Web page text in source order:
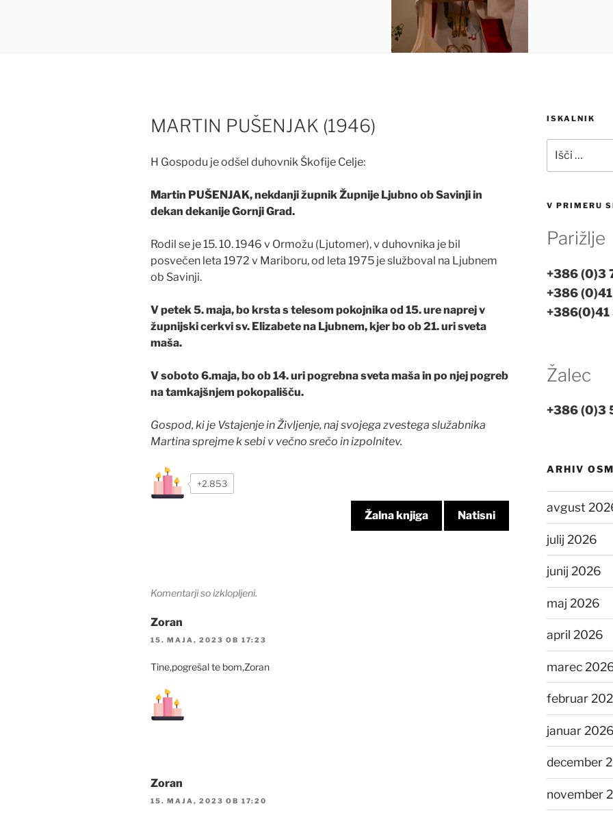
MARTIN PUŠENJAK (1946)
H Gospodu je odšel duhovnik Škofije Celje:
Martin PUŠENJAK, nekdanji župnik Župnije Ljubno ob Savinji in
dekan dekanije Gornji Grad.
Rodil se je 15. 10. 1946 v Ormožu (Ljutomer), v duhovnika je bil
posvečen leta 1972 v Mariboru, od leta 1975 je služboval na Ljubnem
ob Savinji.
V petek 5. maja, bo krsta s telesom pokojnika od 15. ure naprej v
župnijski cerkvi sv. Elizabete na Ljubnem, kjer bo ob 21. uri sveta
maša.
V soboto 6.maja, bo ob 14. uri pogrebna sveta maša in po njej pogreb
na tamkajšnjem pokopališču.
Gospod, ki je Vstajenje in Življenje, naj svojega zvestega služabnika
Martina sprejme k sebi v večno srečo in izpolnitev.
+2.853
Žalna knjiga Natisni
Zoran
15. MAJA, 2023 OB 17:23
Tine,pogrešal te bom,Zoran
Zoran
15. MAJA, 2023 OB 17:20
Komentarji so izklopljeni.
ISKALNIK
V PRIMERU
Parižlje
+386 (0)3
+386
Žalec
+386 (0)3
ARHIV
avgust
julij 2026
junij 2026
maj 2026
april 2026
marec
februar
januar 2026
december
november